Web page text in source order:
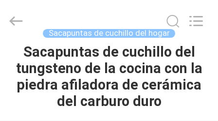
CASA
PRODUCTOS
Electric
Appliance
Sacapuntas de cuchillo del hogar
Sacapuntas de cuchillo del
tungsteno de la cocina con la
piedra afiladora de cerámica
del carburo duro